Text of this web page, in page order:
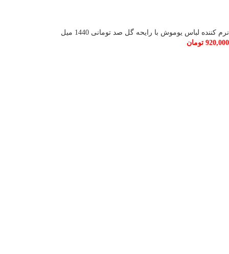
نرم کننده لباس یوموش با رایحه گل صد تومانی 1440 میل
920,000 تومان